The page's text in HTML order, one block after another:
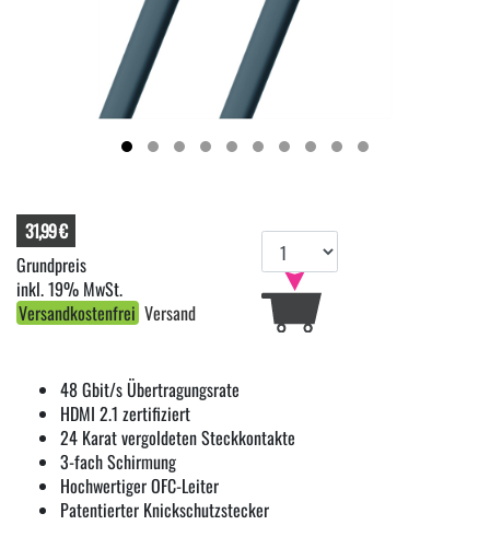
48 Gbit/s Übertragungsrate
HDMI 2.1 zertifiziert
24 Karat vergoldeten Steckkontakte
3-fach Schirmung
Hochwertiger OFC-Leiter
Patentierter Knickschutzstecker
31,99 €
inkl. 19% MwSt.
Versandkostenfrei Versand